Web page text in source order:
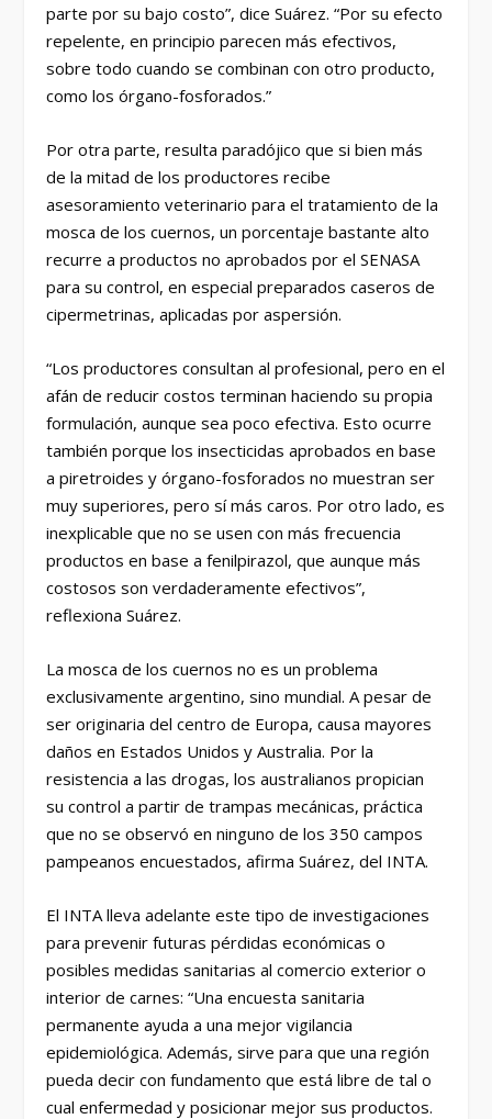
parte por su bajo costo”, dice Suárez. “Por su efecto
repelente, en principio parecen más efectivos,
sobre todo cuando se combinan con otro producto,
como los órgano-fosforados.”
Por otra parte, resulta paradójico que si bien más
de la mitad de los productores recibe
asesoramiento veterinario para el tratamiento de la
mosca de los cuernos, un porcentaje bastante alto
recurre a productos no aprobados por el SENASA
para su control, en especial preparados caseros de
cipermetrinas, aplicadas por aspersión.
“Los productores consultan al profesional, pero en el
afán de reducir costos terminan haciendo su propia
formulación, aunque sea poco efectiva. Esto ocurre
también porque los insecticidas aprobados en base
a piretroides y órgano-fosforados no muestran ser
muy superiores, pero sí más caros. Por otro lado, es
inexplicable que no se usen con más frecuencia
productos en base a fenilpirazol, que aunque más
costosos son verdaderamente efectivos”,
reflexiona Suárez.
La mosca de los cuernos no es un problema
exclusivamente argentino, sino mundial. A pesar de
ser originaria del centro de Europa, causa mayores
daños en Estados Unidos y Australia. Por la
resistencia a las drogas, los australianos propician
su control a partir de trampas mecánicas, práctica
que no se observó en ninguno de los 350 campos
pampeanos encuestados, afirma Suárez, del INTA.
El INTA lleva adelante este tipo de investigaciones
para prevenir futuras pérdidas económicas o
posibles medidas sanitarias al comercio exterior o
interior de carnes: “Una encuesta sanitaria
permanente ayuda a una mejor vigilancia
epidemiológica. Además, sirve para que una región
pueda decir con fundamento que está libre de tal o
cual enfermedad y posicionar mejor sus productos.